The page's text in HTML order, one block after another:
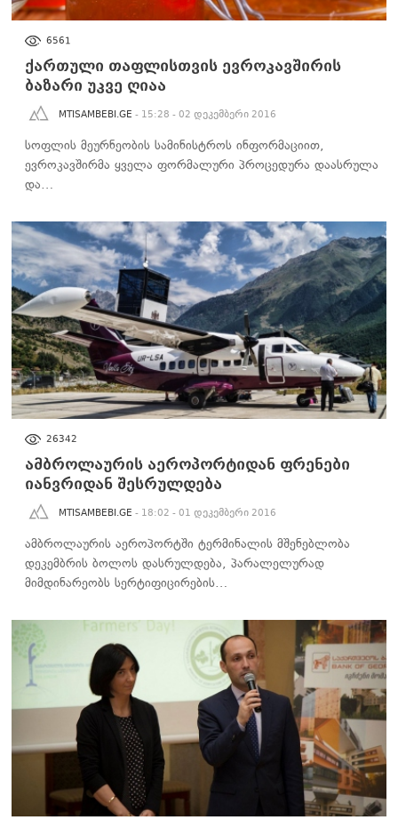
6561
ქართული თაფლისთვის ევროკავშირის
ბაზარი უკვე ღიაა
MTISAMBEBI.GE - 15:28 - 02 დეკემბერი 2016
სოფლის მეურნეობის სამინისტროს ინფორმაციით,
ევროკავშირმა ყველა ფორმალური პროცედურა დაასრულა
და…
26342
ამბროლაურის აეროპორტიდან ფრენები
იანვრიდან შესრულდება
MTISAMBEBI.GE - 18:02 - 01 დეკემბერი 2016
ამბროლაურის აეროპორტში ტერმინალის მშენებლობა
დეკემბრის ბოლოს დასრულდება, პარალელურად
მიმდინარეობს სერტიფიცირების…